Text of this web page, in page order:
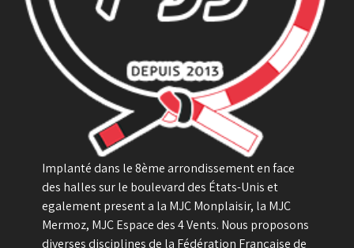
Implanté dans le 8ème arrondissement en face
des halles sur le boulevard des États-Unis et
egalement present a la MJC Monplaisir, la MJC
Mermoz, MJC Espace des 4 Vents. Nous proposons
diverses disciplines de la Fédération Française de